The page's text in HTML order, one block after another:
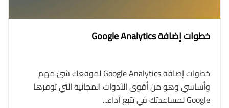
خطوات إضافة Google Analytics
خطوات إضافة Google Analytics لموقعك شئ مهم
وأساسي وهو من أقوى الأدوات المجانية التي توفرها
Google لمساعدتك في تتبع أداء...